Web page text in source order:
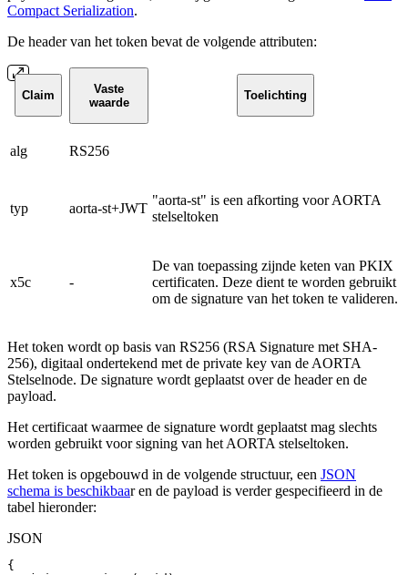
Compact Serialization.
De header van het token bevat de volgende attributen:
Claim
Vaste
waarde
Toelichting
alg RS256
typ aorta-st+JWT
"aorta-st" is een afkorting voor AORTA
stelseltoken
x5c -
De van toepassing zijnde keten van PKIX
certificaten. Deze dient te worden gebruikt
om de signature van het token te valideren.
Het token wordt op basis van RS256 (RSA Signature met SHA-
256), digitaal ondertekend met de private key van de AORTA
Stelselnode. De signature wordt geplaatst over de header en de
payload.
Het certificaat waarmee de signature wordt geplaatst mag slechts
worden gebruikt voor signing van het AORTA stelseltoken.
Het token is opgebouwd in de volgende structuur, een JSON
schema is beschikbaar en de payload is verder gespecifieerd in de
tabel hieronder:
JSON
{